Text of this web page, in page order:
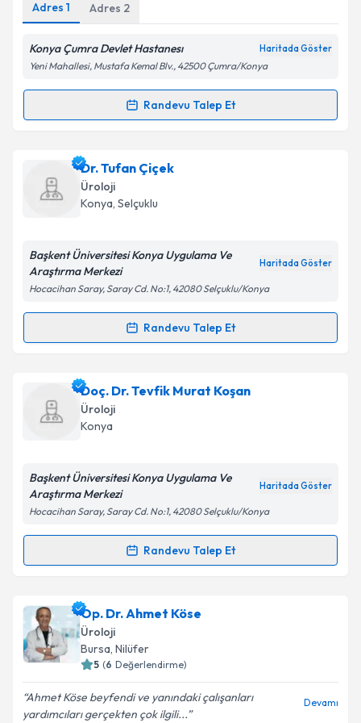
Kişisel verilerimin işlenmesine ilişkin
Metni'ni okudum ve kişisel verilerimin belirtilen
Takvim Talebini Gönder
Adres 1 Adres 2
Konya Çumra Devlet Hastanesı Haritada Göster
Yeni Mahallesi, Mustafa Kemal Blv., 42500 Çumra/Konya
Randevu Talep Et
Randevu Takvimi Talebi
Uzm. Dr. Kadir Karabacak
talebi oluşturun. Size bu uzmandan randevu almanız
için bir takvim hazırlandığında e-posta ile
bilgilendireceğiz.
E-posta Adresiniz
Kişisel verilerimin işlenmesine ilişkin
Metni'ni okudum ve kişisel verilerimin belirtilen
Dr. Tufan Çiçek
Üroloji
Konya, Selçuklu
Başkent Üniversitesi Konya Uygulama Ve
Araştırma Merkezi
Haritada Göster
Hocacihan Saray, Saray Cd. No:1, 42080 Selçuklu/Konya
Randevu Talep Et
Randevu Takvimi Talebi
Dr. Tufan Çiçekiçin randevu takvimi talebi oluşturun.
Size bu uzmandan randevu almanız için bir takvim
hazırlandığında e-posta ile bilgilendireceğiz.
Kişisel verilerimin işlenmesine ilişkinAydınlatma
'ni okudum ve kişisel verilerimin belirtilen
kapsamda işlenmesini kabul ediyorum.
Takvim Talebini Gönder
Doç. Dr. Tevfik Murat Koşan
Üroloji
Konya
Başkent Üniversitesi Konya Uygulama Ve
Araştırma Merkezi
Haritada Göster
Hocacihan Saray, Saray Cd. No:1, 42080 Selçuklu/Konya
Randevu Talep Et
Randevu Takvimi Talebi
Doç. Dr. Tevfik Murat Koşan
talebi oluşturun. Size bu uzmandan randevu almanız
için bir takvim hazırlandığında e-posta ile
bilgilendireceğiz.
E-posta Adresiniz
Op. Dr. Ahmet Köse
Üroloji
Bursa, Nilüfer
5 (6 Değerlendirme)
Ahmet Köse beyfendi ve yanındaki çalışanları
yardımcıları gerçekten çok ilgili...
Devamı